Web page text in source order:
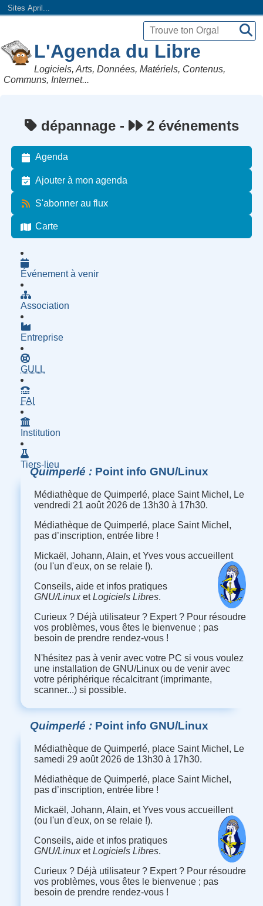
Sites April...
L'Agenda du Libre
Logiciels, Arts, Données, Matériels, Contenus,
Communs, Internet...
dépannage - 2 événements
Agenda
Ajouter à mon agenda
S'abonner au flux
Carte
Événement à venir
Association
Entreprise
GULL
FAI
Institution
Tiers-lieu
Quimperlé Point info GNU/Linux
Médiathèque de Quimperlé, place Saint Michel, Le
vendredi 21 août 2026 de 13h30 à 17h30.
Médiathèque de Quimperlé, place Saint Michel,
pas d’inscription, entrée libre !
Mickaël, Johann, Alain, et Yves vous accueillent
(ou l'un d'eux, on se relaie !).
Conseils, aide et infos pratiques
GNU/LinuxetLogiciels Libres.
Curieux ? Déjà utilisateur ? Expert ? Pour résoudre
vos problèmes, vous êtes le bienvenue ; pas
besoin de prendre rendez-vous !
N'hésitez pas à venir avec votre PC si vous voulez
une installation de GNU/Linux ou de venir avec
votre périphérique récalcitrant (imprimante,
scanner...) si possible.
Quimperlé Point info GNU/Linux
Médiathèque de Quimperlé, place Saint Michel, Le
samedi 29 août 2026 de 13h30 à 17h30.
Médiathèque de Quimperlé, place Saint Michel,
pas d’inscription, entrée libre !
Mickaël, Johann, Alain, et Yves vous accueillent
(ou l'un d'eux, on se relaie !).
Conseils, aide et infos pratiques
GNU/LinuxetLogiciels Libres.
Curieux ? Déjà utilisateur ? Expert ? Pour résoudre
vos problèmes, vous êtes le bienvenue ; pas
besoin de prendre rendez-vous !